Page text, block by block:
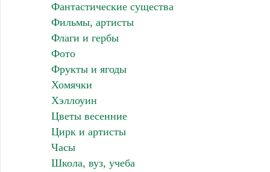
Фантастические существа
Фильмы, артисты
Флаги и гербы
Фото
Фрукты и ягоды
Хомячки
Хэллоуин
Цветы весенние
Цирк и артисты
Часы
Школа, вуз, учеба